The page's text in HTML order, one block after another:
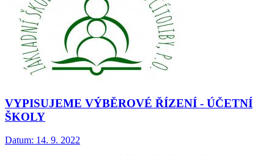
VYPISUJEME VÝBĚROVÉ ŘÍZENÍ - ÚČETNÍ
ŠKOLY
Datum: 14. 9. 2022